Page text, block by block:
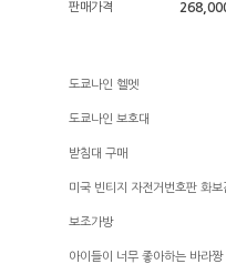
판매가격
도쿄나인 헬멧
도쿄나인 보호대
받침대 구매
미국 빈티지 자전거번호판 화보
보조가방
아이들이 너무 좋아하는 바라짱